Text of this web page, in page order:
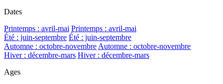
Dates
Printemps : avril-mai Printemps : avril-mai
Été : juin-septembre Été : juin-septembre
Automne : octobre-novembreAutomne : octobre-novembre
Hiver : décembre-mars Hiver : décembre-mars
Ages